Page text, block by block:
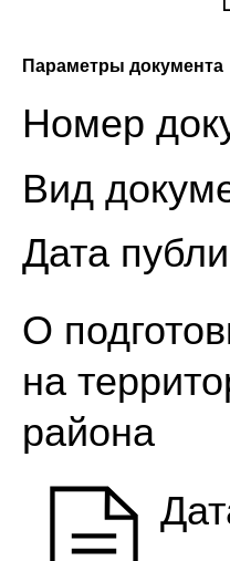
Параметры документа
Номер
Вид
Дата
О
на
района